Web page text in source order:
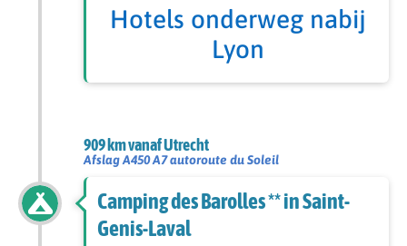
Hotels onderweg nabij
Lyon
909 km vanaf Utrecht
Afslag A450 A7 autoroute du Soleil
Camping des Barolles ** in Saint-
Genis-Laval